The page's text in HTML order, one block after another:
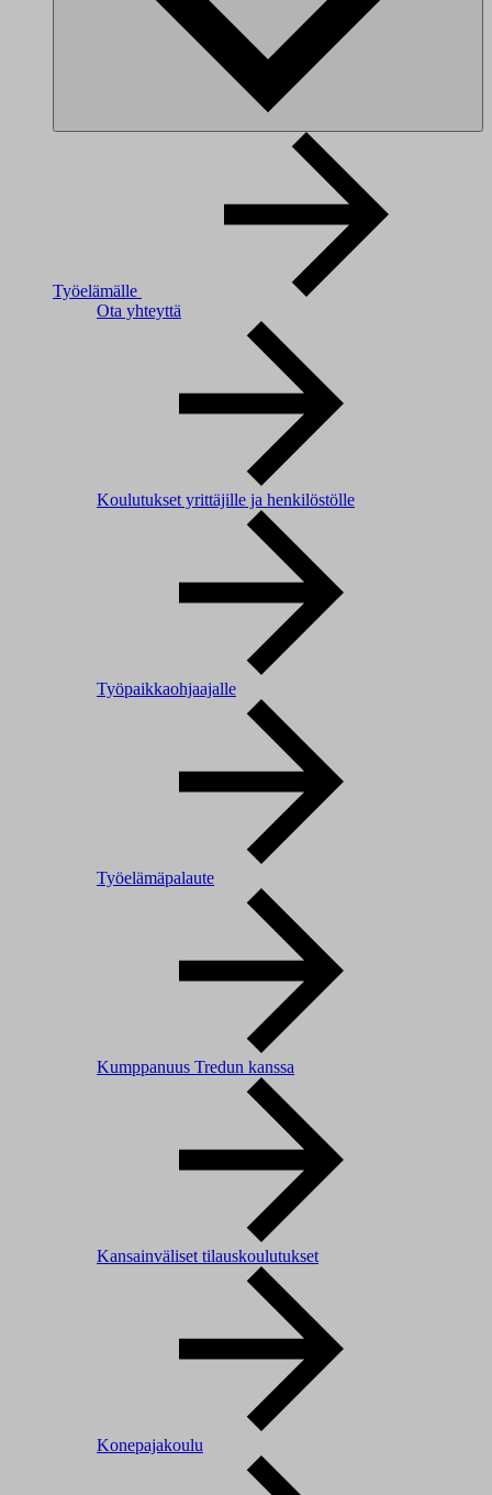
Työelämälle
Ota yhteyttä
Koulutukset yrittäjille ja henkilöstölle
Työpaikkaohjaajalle
Työelämäpalaute
Kumppanuus Tredun kanssa
Kansainväliset tilauskoulutukset
Konepajakoulu